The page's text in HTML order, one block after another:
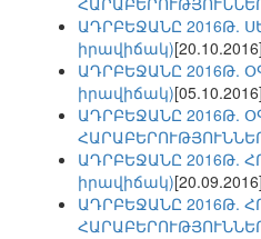
ԱԴՐԲԵՋԱՆԸ 2016Թ.
իրավիճակ)[20.10.2016]
ԱԴՐԲԵՋԱՆԸ 2016Թ.
իրավիճակ)[05.10.2016]
ԱԴՐԲԵՋԱՆԸ 2016Թ.
ԱԴՐԲԵՋԱՆԸ 2016Թ.
իրավիճակ)[20.09.2016]
ԱԴՐԲԵՋԱՆԸ 2016Թ.